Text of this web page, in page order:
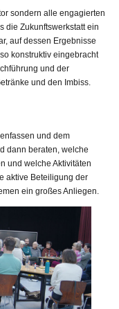
sondern alle engagierten
die Zukunftswerkstatt ein
auf dessen Ergebnisse
konstruktiv eingebracht
und der
und den Imbiss.
und dem
dann beraten, welche
und welche Aktivitäten
aktive Beteiligung der
ein großes Anliegen.